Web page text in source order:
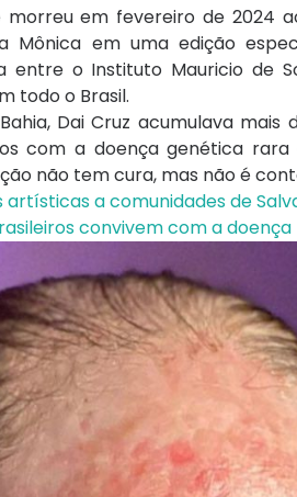
morreu em fevereiro de 2024
Mônica em uma edição
o Instituto Mauricio de
todo o Brasil.
Dai Cruz acumulava
com a doença genética
não tem cura, mas não é
a comunidades de
convivem com a doença